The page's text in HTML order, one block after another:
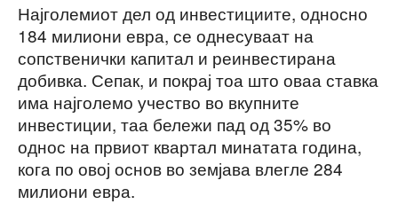
Најголемиот дел од инвестициите, односно
184 милиони евра, се однесуваат на
сопственички капитал и реинвестирана
добивка. Сепак, и покрај тоа што оваа ставка
има најголемо учество во вкупните
инвестиции, таа бележи пад од 35% во
однос на првиот квартал минатата година,
кога по овој основ во земјава влегле 284
милиони евра.